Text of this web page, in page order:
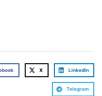
X LinkedIn
Telegram